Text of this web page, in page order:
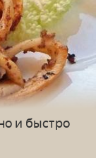
и быстро